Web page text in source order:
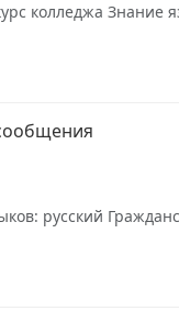
колледжа Знание
русский